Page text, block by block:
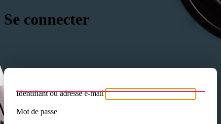
Se connecter
Identifiant ou adresse e-mail
Mot de passe